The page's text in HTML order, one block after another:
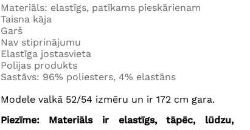
Materiāls: elastīgs, patīkams pieskārienam
Taisna kāja
Garš
Nav stiprinājumu
Elastīga jostasvieta
Polijas produkts
Sastāvs: 96% poliesters, 4% elastāns
Modele valkā 52/54 izmēru un ir 172 cm gara.
Piezīme: Materiāls ir elastīgs, tāpēc, lūdzu,